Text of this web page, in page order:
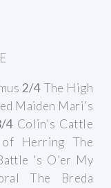
2/4The High
Maiden Mari’s
4 Colin's Cattle
of Herring The
's O'er My
The Breda